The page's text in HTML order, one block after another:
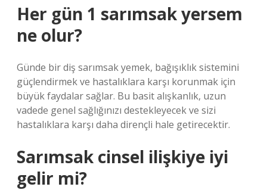
Her gün 1 sarımsak yersem
ne olur?
Günde bir diş sarımsak yemek, bağışıklık sistemini
güçlendirmek ve hastalıklara karşı korunmak için
büyük faydalar sağlar. Bu basit alışkanlık, uzun
vadede genel sağlığınızı destekleyecek ve sizi
hastalıklara karşı daha dirençli hale getirecektir.
Sarımsak cinsel ilişkiye iyi
gelir mi?